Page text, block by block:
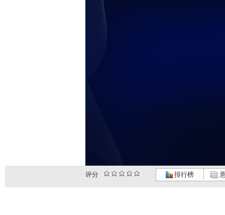
评分 排行榜